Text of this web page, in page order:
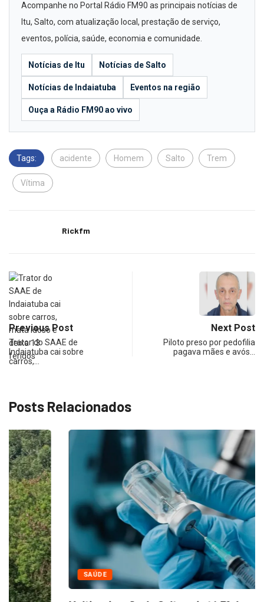
Acompanhe no Portal Rádio FM90 as principais notícias de
Itu, Salto, com atualização local, prestação de serviço,
eventos, polícia, saúde, economia e comunidade.
Notícias de Itu Notícias de Salto
Notícias de Indaiatuba Eventos na região
Ouça a Rádio FM90 ao vivo
Tags: acidente Homem Salto Trem
Vítima
Rickfm
Previous Post
Trator do SAAE de
Indaiatuba cai sobre
carros,…
Next Post
Piloto preso por pedofilia
pagava mães e avós…
Posts Relacionados
SAÚDE